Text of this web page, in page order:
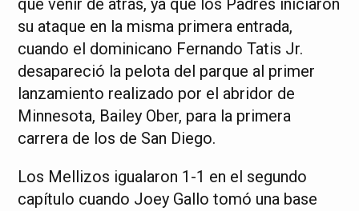
que venir de atrás, ya que los Padres iniciaron
su ataque en la misma primera entrada,
cuando el dominicano Fernando Tatis Jr.
desapareció la pelota del parque al primer
lanzamiento realizado por el abridor de
Minnesota, Bailey Ober, para la primera
carrera de los de San Diego.
Los Mellizos igualaron 1-1 en el segundo
capítulo cuando Joey Gallo tomó una base